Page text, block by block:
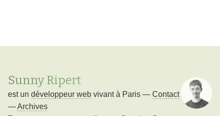
Sunny Ripert
est un développeur web vivant à Paris — Contact
—Archives